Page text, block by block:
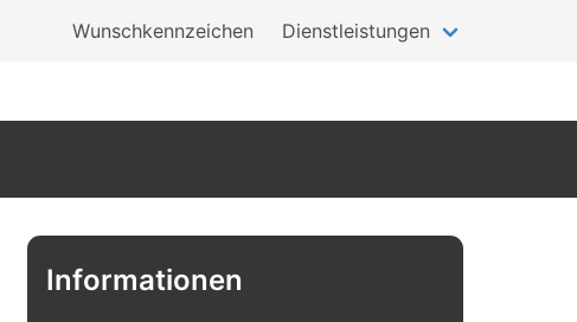
Wunschkennzeichen Dienstleistungen
Informationen